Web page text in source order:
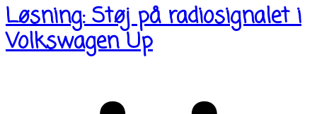
Løsning: Støj på radiosignalet i
Volkswagen Up